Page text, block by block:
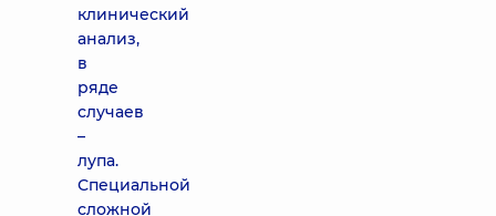
клинический
анализ,
в
ряде
случаев
–
лупа.
Специальной
сложной